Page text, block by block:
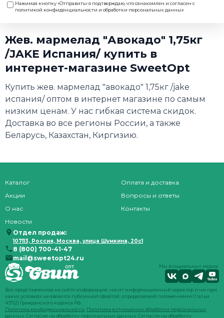
Нажимая кнопку «Отправить» я подтверждаю, что ознакомлен и согласен с
политикой конфиденциальности и обработки персональных данных
Жев. мармелад "Авокадо" 1,75кг
/JAKE Испания/ купить в
интернет-магазине SweetOpt
Купить жев. мармелад "авокадо" 1,75кг /jake
испания/ оптом в интернет магазине по самым
низким ценам. У нас гибкая система скидок.
Доставка во все регионы России, а также
Беларусь, Казахстан, Киргизию.
Каталог
Акции
О нас
Новости
Оплата и доставка
Вопросы и ответы
Контакты
Отдел продаж:
107113, Россия, Москва, улица Шумкина, 20с1
8 (800) 700-41-47
mail@sweetopt24.ru
Мы в социальных медиа:
Вся представленная на сайте информация, носит информационный характер и ни при
каких условиях не является публичной офертой, определяемой положениями Статьи
437(2) Гражданского кодекса РФ.
Политика конфиденциальности; Политика в отношении обработки персональных
данных; Согласие на обработку персональных данных; Согласие на обработку